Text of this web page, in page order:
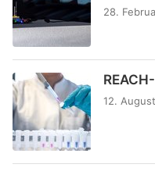
28.
12.